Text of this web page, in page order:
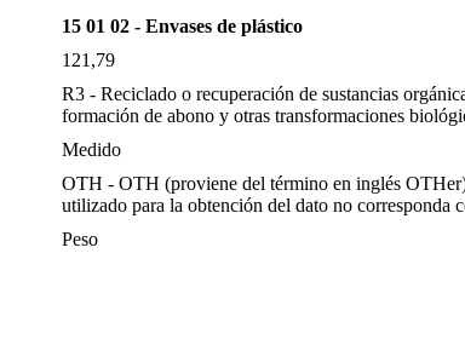
15 01 02 - Envases de plástico
121,79
R3 - Reciclado o recuperación de sustancias
formación de abono y otras transformaciones
Medido
OTH - OTH (proviene del término en inglés
utilizado para la obtención del dato no corresponda
Peso